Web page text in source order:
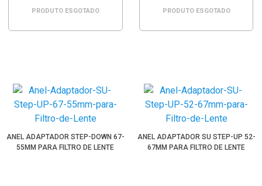
PRODUTO ESGOTADO PRODUTO ESGOTADO
ANEL ADAPTADOR STEP-DOWN 67-
55MM PARA FILTRO DE LENTE
ANEL ADAPTADOR SU STEP-UP 52-
67MM PARA FILTRO DE LENTE